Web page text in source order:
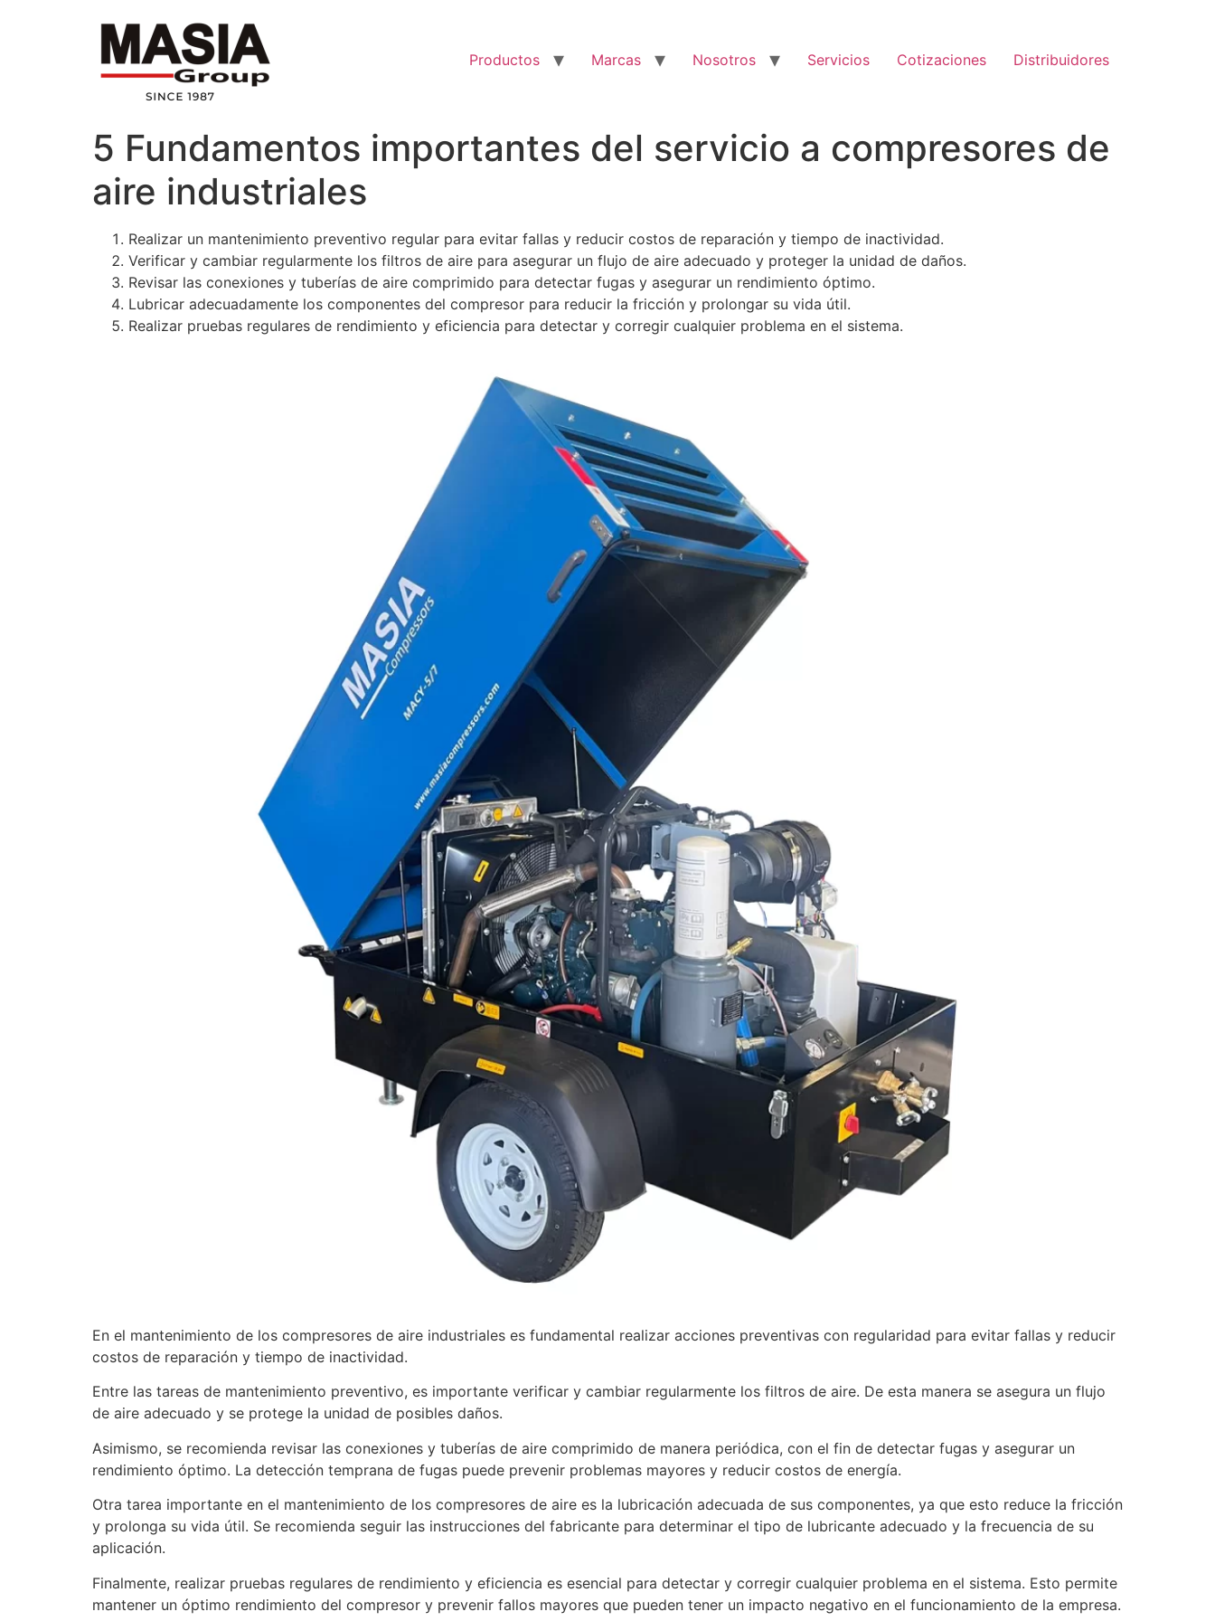
Productos Marcas Nosotros Servicios Cotizaciones Distribuidores
5 Fundamentos importantes del servicio a compresores de
aire industriales
Realizar un mantenimiento preventivo regular para evitar fallas y reducir costos de reparación y tiempo de inactividad.
Verificar y cambiar regularmente los filtros de aire para asegurar un flujo de aire adecuado y proteger la unidad de daños.
Revisar las conexiones y tuberías de aire comprimido para detectar fugas y asegurar un rendimiento óptimo.
Lubricar adecuadamente los componentes del compresor para reducir la fricción y prolongar su vida útil.
Realizar pruebas regulares de rendimiento y eficiencia para detectar y corregir cualquier problema en el sistema.
En el mantenimiento de los compresores de aire industriales es fundamental realizar acciones preventivas con regularidad para evitar fallas y reducir
costos de reparación y tiempo de inactividad.
Entre las tareas de mantenimiento preventivo, es importante verificar y cambiar regularmente los filtros de aire. De esta manera se asegura un flujo
de aire adecuado y se protege la unidad de posibles daños.
Asimismo, se recomienda revisar las conexiones y tuberías de aire comprimido de manera periódica, con el fin de detectar fugas y asegurar un
rendimiento óptimo. La detección temprana de fugas puede prevenir problemas mayores y reducir costos de energía.
Otra tarea importante en el mantenimiento de los compresores de aire es la lubricación adecuada de sus componentes, ya que esto reduce la fricción
y prolonga su vida útil. Se recomienda seguir las instrucciones del fabricante para determinar el tipo de lubricante adecuado y la frecuencia de su
aplicación.
Finalmente, realizar pruebas regulares de rendimiento y eficiencia es esencial para detectar y corregir cualquier problema en el sistema. Esto permite
mantener un óptimo rendimiento del compresor y prevenir fallos mayores que pueden tener un impacto negativo en el funcionamiento de la empresa.